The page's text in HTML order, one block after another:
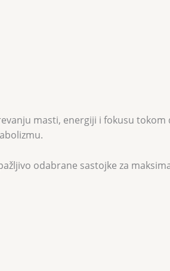
masti, energiji i fokusu
odabrane sastojke za